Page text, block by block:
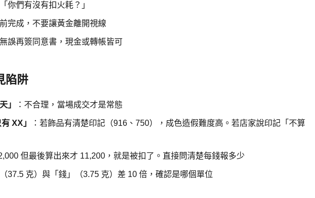
你們有沒有扣火耗？」
完成，不要讓黃金離開視線
無誤再簽同意書，現金或轉帳皆可
陷阱
」 ：不合理，當場成交才是常態
XX」
：若飾品有清楚印記（916、750），成色造假難度高。若店家說印記「不算
但最後算出來才 11,200，就是被扣了。直接問清楚每錢報多少
（37.5 克）與「錢」（3.75 克）差 10 倍，確認是哪個單位